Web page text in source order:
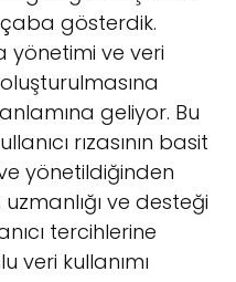
gösterdik.
yönetimi ve veri
geliyor. Bu
rızasının basit
yönetildiğinden
ve desteği
tercihlerine
veri kullanımı